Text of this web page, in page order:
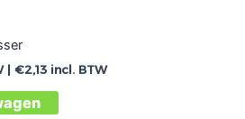
| €2,13 incl. BTW